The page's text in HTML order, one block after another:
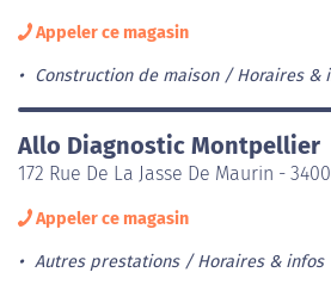
Appeler ce magasin
Construction de maison Horaires &
Allo Diagnostic Montpellier
172 Rue De La Jasse De Maurin -
Appeler ce magasin
Autres prestations Horaires & infos